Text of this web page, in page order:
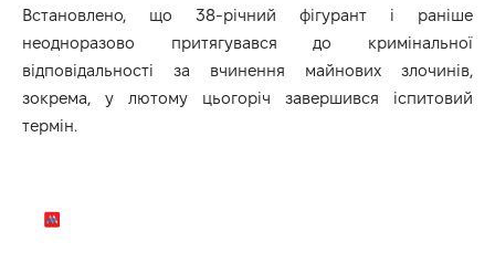
Встановлено, що 38-річний фігурант і раніше
неодноразово притягувався до кримінальної
відповідальності за вчинення майнових злочинів,
зокрема, у лютому цьогоріч завершився іспитовий
термін.